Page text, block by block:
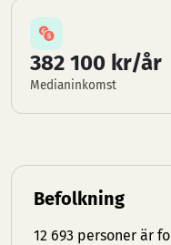
382 100 kr/år
Medianinkomst
Befolkning
12 693 personer är